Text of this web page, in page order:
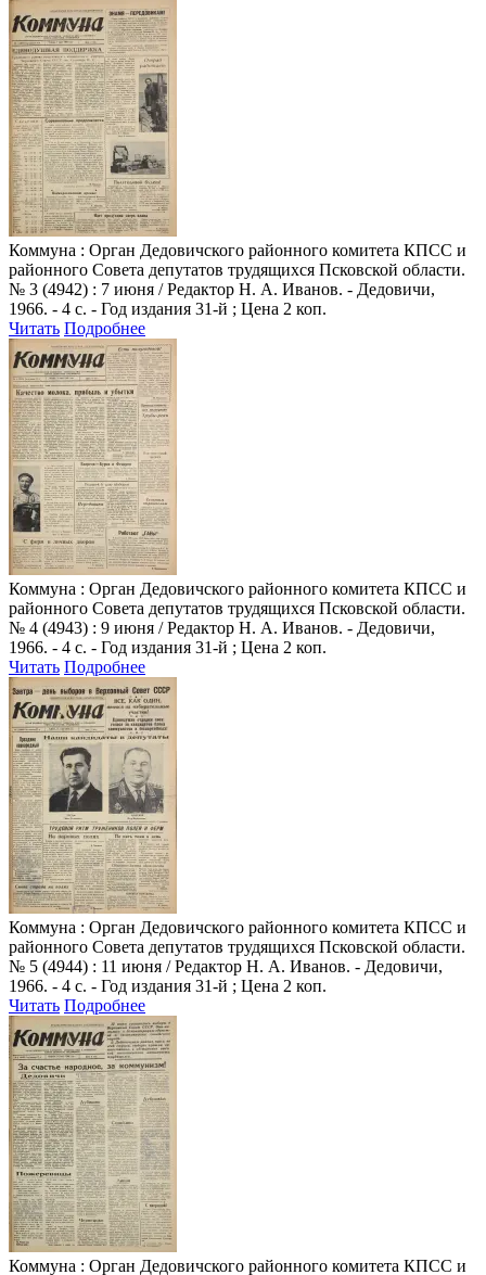
Коммуна : Орган Дедовичского районного комитета КПСС и
районного Совета депутатов трудящихся Псковской области.
№ 3 (4942) : 7 июня / Редактор Н. А. Иванов. - Дедовичи,
1966. - 4 с. - Год издания 31-й ; Цена 2 коп.
Читать Подробнее
Коммуна : Орган Дедовичского районного комитета КПСС и
районного Совета депутатов трудящихся Псковской области.
№ 4 (4943) : 9 июня / Редактор Н. А. Иванов. - Дедовичи,
1966. - 4 с. - Год издания 31-й ; Цена 2 коп.
Читать Подробнее
Коммуна : Орган Дедовичского районного комитета КПСС и
районного Совета депутатов трудящихся Псковской области.
№ 5 (4944) : 11 июня / Редактор Н. А. Иванов. - Дедовичи,
1966. - 4 с. - Год издания 31-й ; Цена 2 коп.
Читать Подробнее
Коммуна : Орган Дедовичского районного комитета КПСС и